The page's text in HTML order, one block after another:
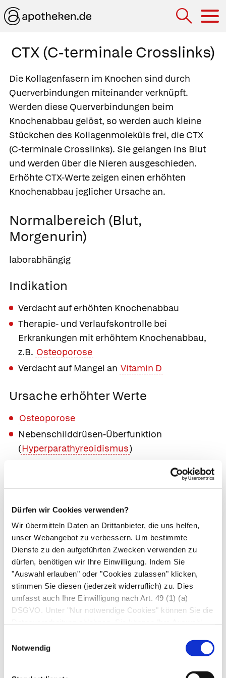
Dürfen wir Cookies verwenden?
Wir übermitteln Daten an Drittanbieter, die uns helfen,
unser Webangebot zu verbessern. Um bestimmte
Dienste zu den aufgeführten Zwecken verwenden zu
dürfen, benötigen wir Ihre Einwilligung. Indem Sie
"Auswahl erlauben" oder "Cookies zulassen" klicken,
stimmen Sie diesen (jederzeit widerruflich) zu. Dies
umfasst auch Ihre Einwilligung nach Art. 49 (1) (a)
DSGVO. Unter "Nur notwendige Cookies" können Sie die
Notwendig
CTX (C-terminale Crosslinks)
Die Kollagenfasern im Knochen sind durch
Querverbindungen miteinander verknüpft.
Werden diese Querverbindungen beim
Knochenabbau gelöst, so werden auch kleine
Stückchen des Kollagenmoleküls frei, die CTX
(C-terminale Crosslinks). Sie gelangen ins Blut
und werden über die Nieren ausgeschieden.
Erhöhte CTX-Werte zeigen einen erhöhten
Knochenabbau jeglicher Ursache an.
Normalbereich (Blut,
Morgenurin)
laborabhängig
Indikation
Verdacht auf erhöhten Knochenabbau
Therapie- und Verlaufskontrolle bei
Erkrankungen mit erhöhtem Knochenabbau,
z.B. Osteoporose
Verdacht auf Mangel an Vitamin D
Ursache erhöhter Werte
Osteoporose
Nebenschilddrüsen-Überfunktion
(Hyperparathyreoidismus)
Bösartige Tumoren mit Beteiligung der
Knochenmetastasen)
Paget-Krankheit
Schwangerschaft, kindliche Wachstumsphase
und Pubertät
Hinweise und Bewertung
Die CTX zeigen nicht nur eine ausgeprägte
Tagesrhythmik (nachts und frühmorgens höhere
Parathormon aus der Nebenschilddrüse und
wahrscheinlich der Grund für die